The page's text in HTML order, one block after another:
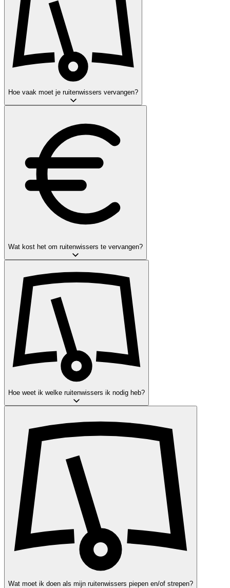
Hoe vaak moet je ruitenwissers vervangen?
Wat kost het om ruitenwissers te vervangen?
Hoe weet ik welke ruitenwissers ik nodig heb?
Wat moet ik doen als mijn ruitenwissers piepen en/of strepen?